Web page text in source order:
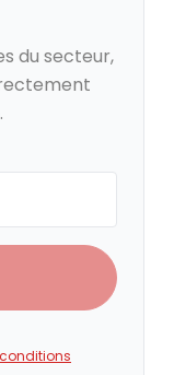
du secteur,
conditions